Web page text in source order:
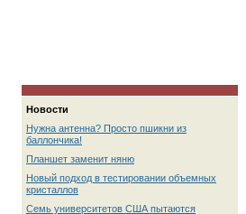
Новости
Нужна антенна? Просто пшикни из
баллончика!
Планшет заменит няню
Новый подход в тестировании объемных
кристаллов
Семь университетов США пытаются